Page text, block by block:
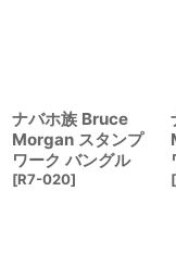
ナバホ族 Bruce
Morgan スタンプ
ワーク バングル
[R7-020] [